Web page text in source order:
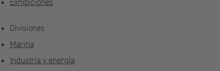
Exhibiciones
Divisiones
Marina
Industria y energía